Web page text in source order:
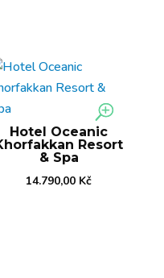
Hotel Oceanic
Resort
& Spa
14.790,00 Kč